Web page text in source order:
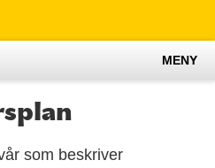
MENY
som beskriver